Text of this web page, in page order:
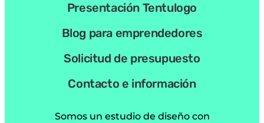
Presentación Tentulogo
Blog para emprendedores
Solicitud de presupuesto
Contacto e información
Somos un estudio de diseño con